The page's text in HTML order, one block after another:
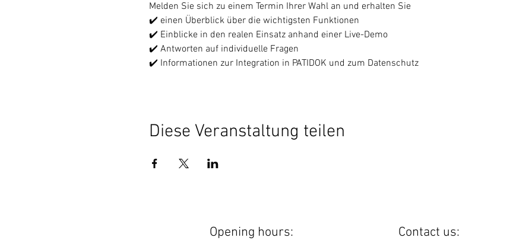
Melden Sie sich zu einem Termin Ihrer Wahl an und erhalten Sie
✔️ einen Überblick über die wichtigsten Funktionen
✔️ Einblicke in den realen Einsatz anhand einer Live-Demo
✔️ Antworten auf individuelle Fragen
✔️ Informationen zur Integration in PATIDOK und zum Datenschutz
Diese Veranstaltung teilen
Opening hours: Contact us: